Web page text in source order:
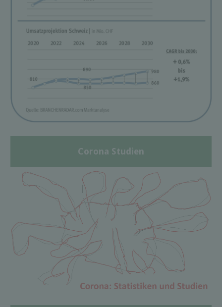
Corona Studien